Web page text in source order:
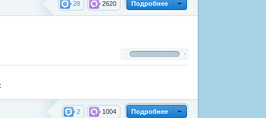
Подробнее
2620
28
Подробнее
1004
2